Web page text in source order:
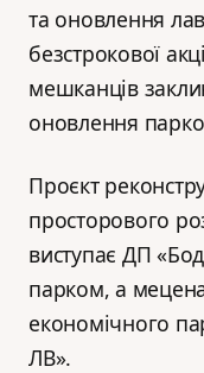
та оновлення
безстрокової
мешканців
оновлення
Проєкт
просторового
виступає ДП
парком, а
економічного
ЛВ».